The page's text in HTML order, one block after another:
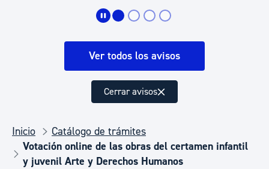
Ver todos los avisos
Cerrar avisos
Inicio
Catálogo de trámites
Votación online de las obras del certamen infantil
y juvenil Arte y Derechos Humanos